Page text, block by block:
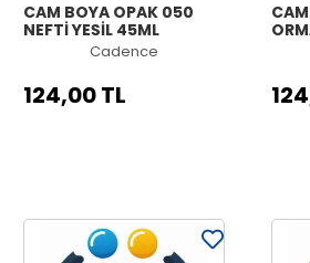
CAM BOYA OPAK 050
NEFTİ YEŞİL 45ML
Cadence
124,00 TL